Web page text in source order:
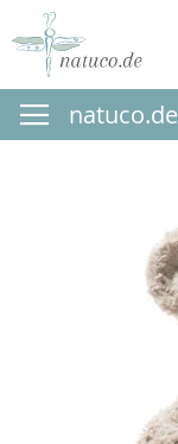
Direkt
zum
Inhalt
natuco.de